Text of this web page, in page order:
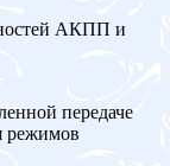
АКПП и
передаче
режимов